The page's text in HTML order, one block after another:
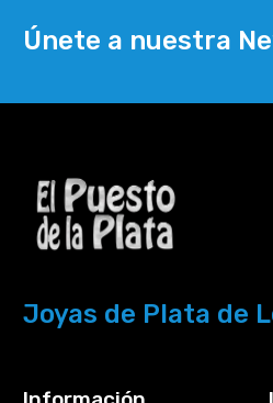
Únete a nuestra
Joyas de Plata de